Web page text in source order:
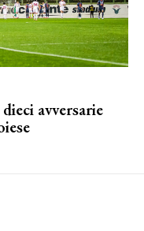
avversarie